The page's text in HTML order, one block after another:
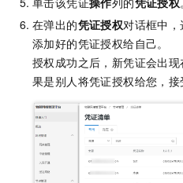
在弹出的凭证授权对话框中，
添加好的凭证授权给自己。
授权成功之后，新凭证会出现
果是别人将凭证授权给您，接